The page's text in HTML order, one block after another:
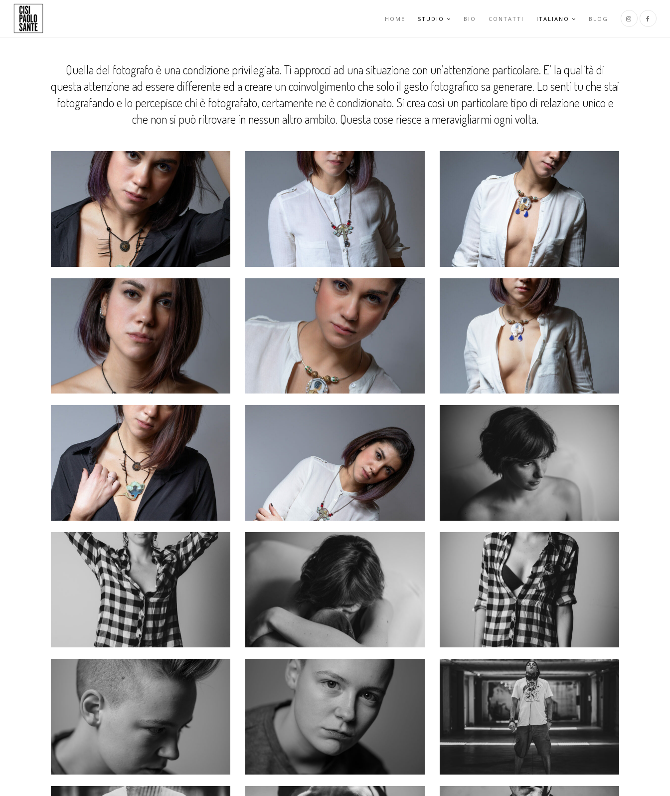
HOME STUDIO BIO CONTATTI ITALIANO BLOG
Quella del fotografo è una condizione privilegiata. Ti approcci ad una situazione con un’attenzione particolare. E’ la qualità di
questa attenzione ad essere differente ed a creare un coinvolgimento che solo il gesto fotografico sa generare. Lo senti tu che stai
fotografando e lo percepisce chi è fotografato, certamente ne è condizionato. Si crea così un particolare tipo di relazione unico e
che non si può ritrovare in nessun altro ambito. Questa cose riesce a meravigliarmi ogni volta.